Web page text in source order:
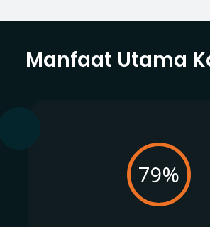
Manfaat Utama
79%